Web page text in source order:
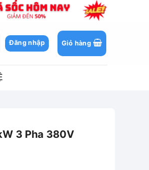
Đăng nhập Giỏ hàng
3 Pha 380V